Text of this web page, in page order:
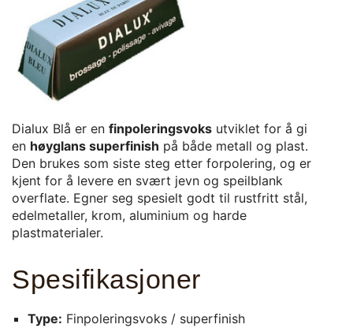
Dialux Blå er en finpoleringsvoks utviklet for å gi
en høyglans superfinish på både metall og plast.
Den brukes som siste steg etter forpolering, og er
kjent for å levere en svært jevn og speilblank
overflate. Egner seg spesielt godt til rustfritt stål,
edelmetaller, krom, aluminium og harde
plastmaterialer.
Spesifikasjoner
Type: Finpoleringsvoks / superfinish